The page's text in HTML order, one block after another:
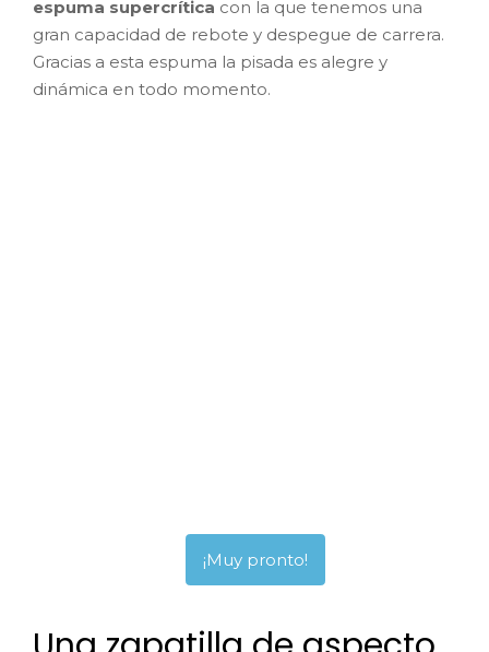
espuma supercrítica con la que tenemos una
gran capacidad de rebote y despegue de carrera.
Gracias a esta espuma la pisada es alegre y
dinámica en todo momento.
¡Muy pronto!